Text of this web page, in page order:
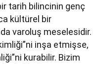
tarih bilincinin genç
kültürel bir
varoluş meselesidir.
inşa etmişse,
kurabilir. Bizim